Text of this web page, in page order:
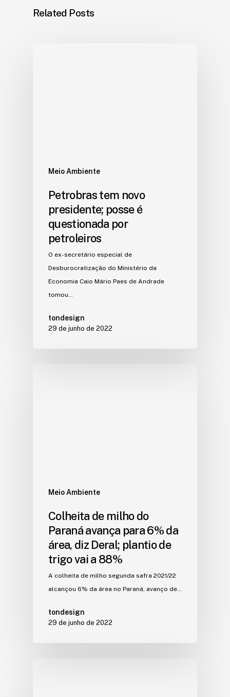
Related Posts
Meio Ambiente
Petrobras tem novo
presidente; posse é
questionada por
petroleiros
O ex-secretário especial de
Desburocratização do Ministério da
Economia Caio Mário Paes de Andrade
tomou…
tondesign
29 de junho de 2022
Meio Ambiente
Colheita de milho do
Paraná avança para 6% da
área, diz Deral; plantio de
trigo vai a 88%
A colheita de milho segunda safra 2021/22
alcançou 6% da área no Paraná, avanço de…
tondesign
29 de junho de 2022